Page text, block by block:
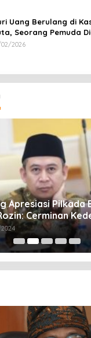
Uang Berulang di
Seorang Pemuda
Polsek Lenteng
2026
Apresiasi Pilkada
Cerminan